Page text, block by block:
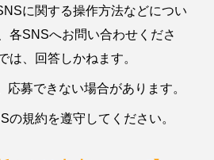
に関する操作方法などについ
各SNSへお問い合わせくださ
は、回答しかねます。
応募できない場合があります。
の規約を遵守してください。